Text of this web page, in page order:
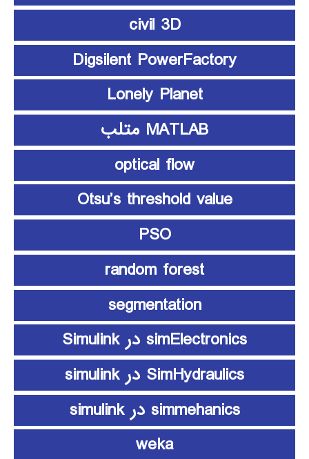
civil 3D
Digsilent PowerFactory
Lonely Planet
MATLAB متلب
optical flow
Otsu’s threshold value
PSO
random forest
segmentation
simElectronics در Simulink
SimHydraulics در simulink
simmehanics در simulink
weka